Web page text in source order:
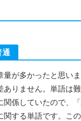
量が多かったと思い
ありません。単語は
関係していたので、
関する単語です。こ